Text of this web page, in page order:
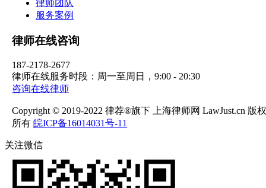
律师团队
服务案例
律师在线咨询
187-2178-2677
律师在线服务时段：周一至周日，9:00 - 20:30
咨询在线律师
Copyright © 2019-2022 律荐®旗下 上海律师网 LawJust.cn 版权
所有 皖ICP备16014031号-11
关注微信